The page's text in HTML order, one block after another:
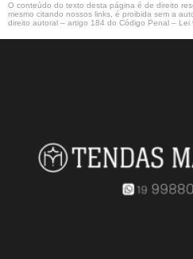
O conteúdo do texto desta página é de direito
mesmo citando nossos links, é proibida sem a
direito autoral – artigo 184 do Código Penal – Lei